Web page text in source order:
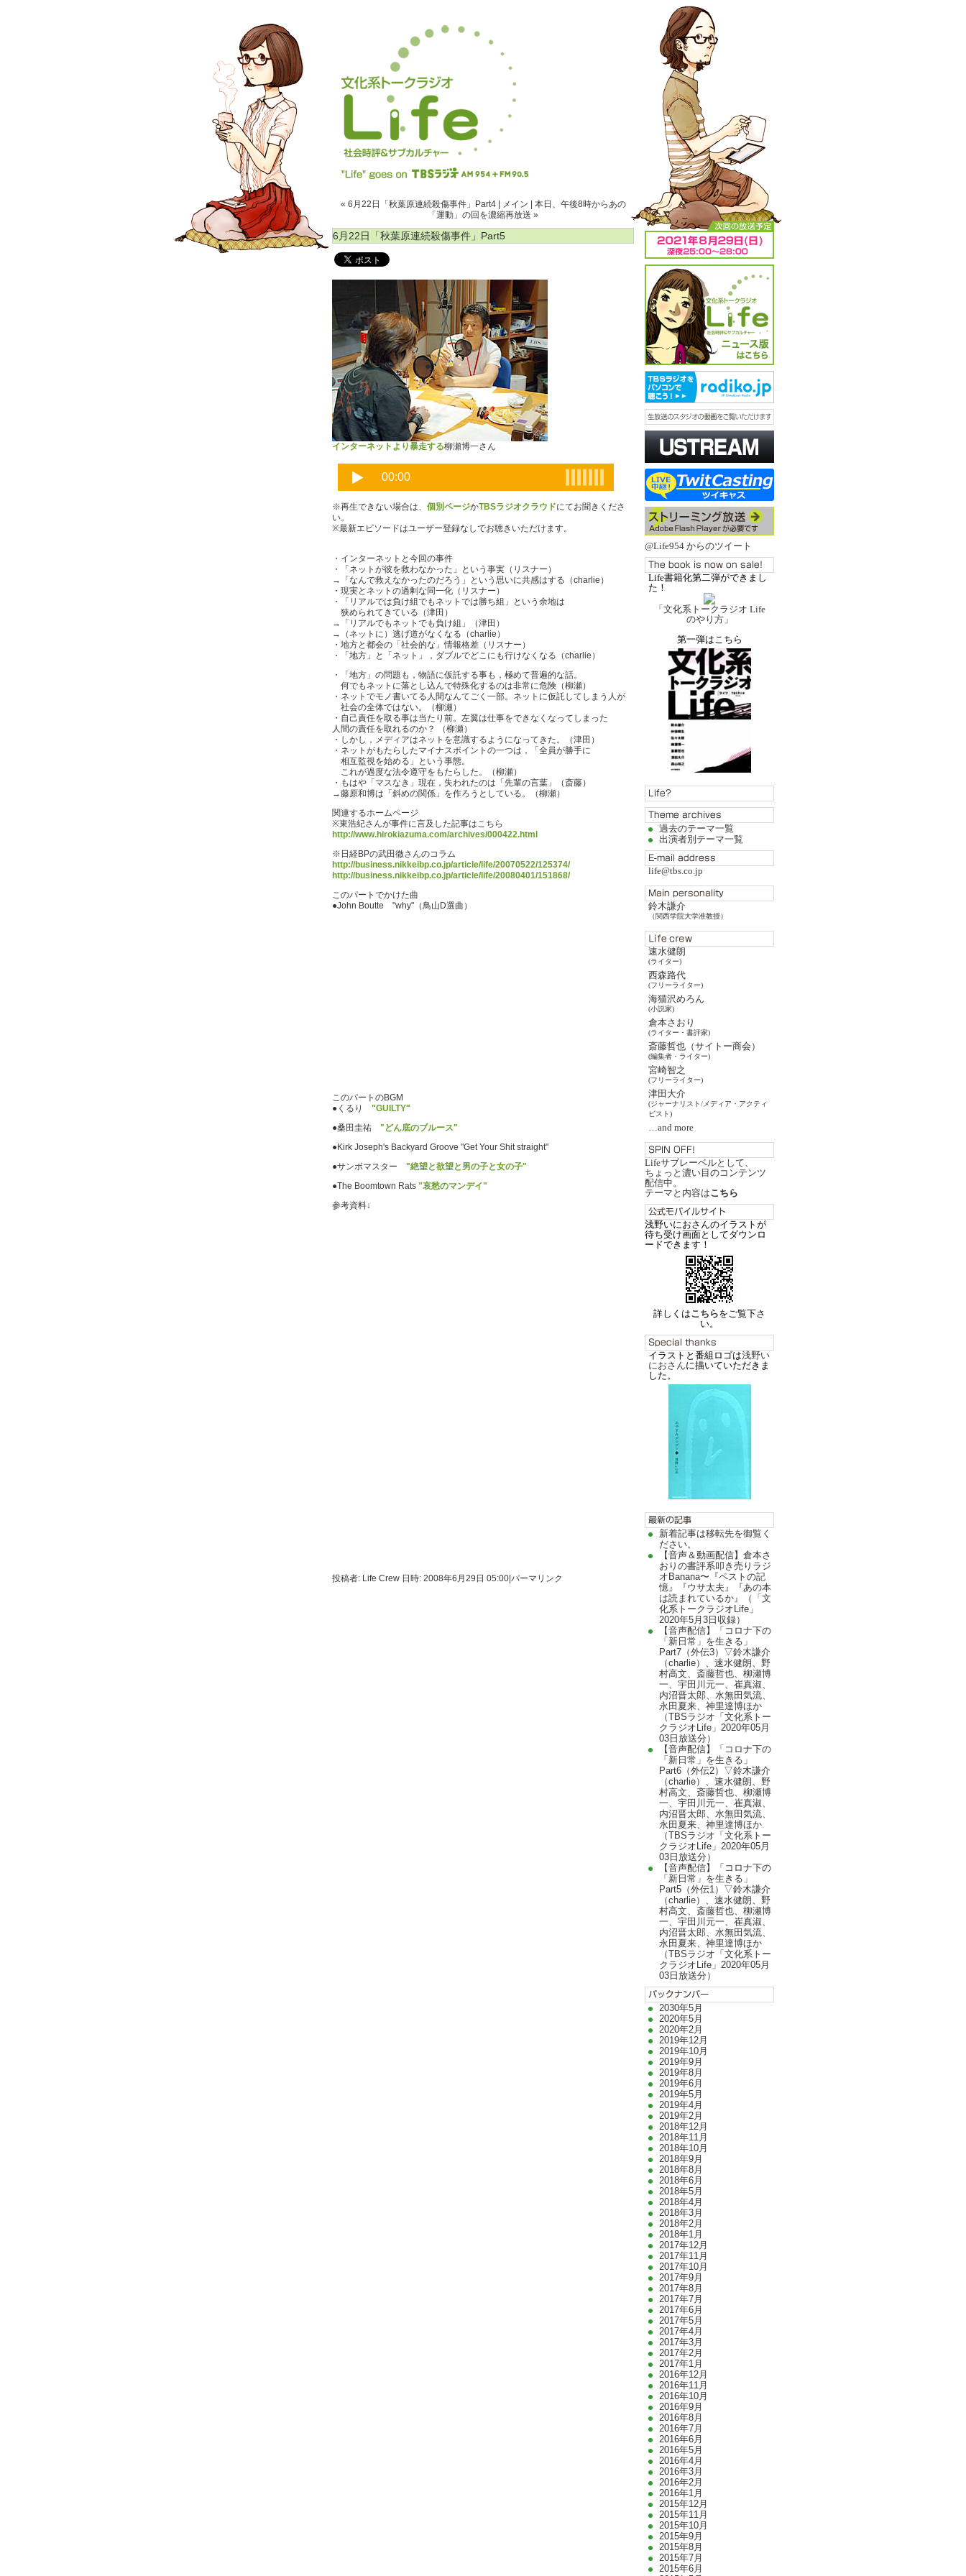
@Life954 からのツイート
Life書籍化第二弾ができまし
た！
「文化系トークラジオ Life
のやり方」
第一弾はこちら
過去のテーマ一覧
出演者別テーマ一覧
life@tbs.co.jp
鈴木謙介
（関西学院大学准教授）
速水健朗
(ライター)
西森路代
(フリーライター)
海猫沢めろん
(小説家)
倉本さおり
(ライター・書評家)
斎藤哲也（サイトー商会）
(編集者・ライター)
宮崎智之
(フリーライター)
津田大介
(ジャーナリスト/メディア・アクティ
ビスト)
…and more
Lifeサブレーベルとして、
ちょっと濃い目のコンテンツ
配信中。
テーマと内容はこちら
浅野いにおさんのイラストが
待ち受け画面としてダウンロ
ードできます！
詳しくはこちらをご覧下さ
い。
イラストと番組ロゴは浅野い
におさんに描いていただきま
した。
新着記事は移転先を御覧く
ださい。
【音声＆動画配信】倉本さ
おりの書評系叩き売りラジ
オBanana〜『ペストの記
憶』『ウサ太夫』『あの本
は読まれているか』（「文
化系トークラジオLife」
2020年5月3日収録）
【音声配信】「コロナ下の
「新日常」を生きる」
Part7（外伝3）▽鈴木謙介
（charlie）、速水健朗、野
村高文、斎藤哲也、柳瀬博
一、宇田川元一、崔真淑、
内沼晋太郎、水無田気流、
永田夏来、神里達博ほか
（TBSラジオ「文化系トー
クラジオLife」2020年05月
03日放送分）
【音声配信】「コロナ下の
「新日常」を生きる」
Part6（外伝2）▽鈴木謙介
（charlie）、速水健朗、野
村高文、斎藤哲也、柳瀬博
一、宇田川元一、崔真淑、
内沼晋太郎、水無田気流、
永田夏来、神里達博ほか
（TBSラジオ「文化系トー
クラジオLife」2020年05月
03日放送分）
【音声配信】「コロナ下の
「新日常」を生きる」
Part5（外伝1）▽鈴木謙介
（charlie）、速水健朗、野
村高文、斎藤哲也、柳瀬博
一、宇田川元一、崔真淑、
内沼晋太郎、水無田気流、
永田夏来、神里達博ほか
（TBSラジオ「文化系トー
クラジオLife」2020年05月
03日放送分）
2030年5月
2020年5月
2020年2月
2019年12月
2019年10月
2019年9月
2019年8月
2019年6月
2019年5月
2019年4月
2019年2月
2018年12月
2018年11月
2018年10月
2018年9月
2018年8月
2018年6月
2018年5月
2018年4月
2018年3月
2018年2月
2018年1月
2017年12月
2017年11月
2017年10月
2017年9月
2017年8月
2017年7月
2017年6月
2017年5月
2017年4月
2017年3月
2017年2月
2017年1月
2016年12月
2016年11月
2016年10月
2016年9月
2016年8月
2016年7月
2016年6月
2016年5月
2016年4月
2016年3月
2016年2月
2016年1月
2015年12月
2015年11月
2015年10月
2015年9月
2015年8月
2015年7月
2015年6月
« 6月22日「秋葉原連続殺傷事件」Part4| メイン
本日、午後8時からあの
「運動」の回を濃縮再放送 »
6月22日「秋葉原連続殺傷事件」Part5
インターネットより暴走する柳瀬博一さん
※再生できない場合は、 個別ページかTBSラジオクラウドにてお聞きくださ
い。
※最新エピソードはユーザー登録なしでお聴きいただけます。
・インターネットと今回の事件
・「ネットが彼を救わなかった」という事実（リスナー）
→「なんで救えなかったのだろう」という思いに共感はする（charlie）
・現実とネットの過剰な同一化（リスナー）
・「リアルでは負け組でもネットでは勝ち組」という余地は
狭められてきている（津田）
→「リアルでもネットでも負け組」（津田）
→（ネットに）逃げ道がなくなる（charlie）
・地方と都会の「社会的な」情報格差（リスナー）
・「地方」と「ネット」，ダブルでどこにも行けなくなる（charlie）
・「地方」の問題も，物語に仮託する事も，極めて普遍的な話。
何でもネットに落とし込んで特殊化するのは非常に危険（柳瀬）
・ネットでモノ書いてる人間なんてごく一部。ネットに仮託してしまう人が
社会の全体ではない。（柳瀬）
・自己責任を取る事は当たり前。左翼は仕事をできなくなってしまった
人間の責任を取れるのか？ （柳瀬）
・しかし，メディアはネットを意識するようになってきた。（津田）
・ネットがもたらしたマイナスポイントの一つは，「全員が勝手に
相互監視を始める」という事態。
これが過度な法令遵守をもたらした。（柳瀬）
・もはや「マスなき」現在，失われたのは「先輩の言葉」（斎藤）
→藤原和博は「斜めの関係」を作ろうとしている。（柳瀬）
関連するホームページ
※東浩紀さんが事件に言及した記事はこちら
http://www.hirokiazuma.com/archives/000422.html
※日経BPの武田徹さんのコラム
http://business.nikkeibp.co.jp/article/life/20070522/125374/
http://business.nikkeibp.co.jp/article/life/20080401/151868/
このパートでかけた曲
●John Boutte "why"（鳥山D選曲）
このパートのBGM
●くるり "GUILTY"
●桑田圭祐 "どん底のブルース"
●Kirk Joseph's Backyard Groove "Get Your Shit straight"
●サンボマスター "絶望と欲望と男の子と女の子"
●The Boomtown Rats "哀愁のマンデイ"
参考資料↓
投稿者: Life Crew 日時: 2008年6月29日 05:00 パーマリンク